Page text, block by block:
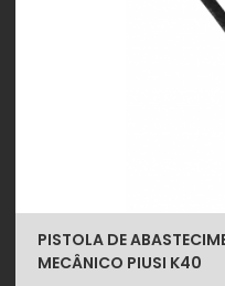
PISTOLA DE
MECÂNICO PIUSI K40